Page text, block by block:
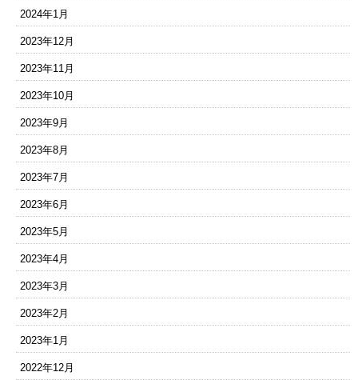
2024年1月
2023年12月
2023年11月
2023年10月
2023年9月
2023年8月
2023年7月
2023年6月
2023年5月
2023年4月
2023年3月
2023年2月
2023年1月
2022年12月